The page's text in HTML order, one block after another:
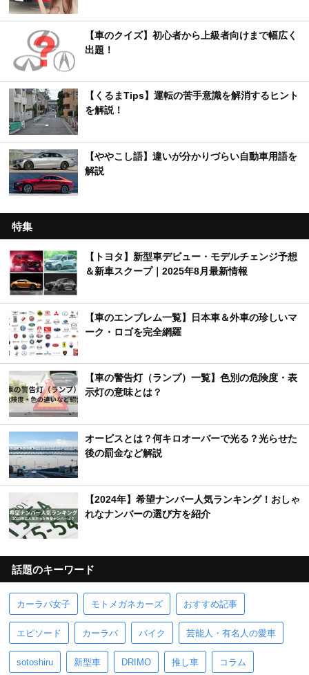
【車のクイズ】初心者から上級者向けまで幅広く
出題！
【くるまTips】運転の苦手意識を解消するヒント
を解説！
【ややこし語】違いが分かりづらい自動車用語を
解説
特集
【トヨタ】新型車デビュー・モデルチェンジ予想
＆新車スクープ｜2025年8月最新情報
【車のエンブレム一覧】日本車＆外車の珍しいマ
ーク・ロゴを完全網羅
【車の警告灯（ランプ）一覧】色別の危険度・表
示灯の意味とは？
オービスとは？何キロオーバーで光る？光らせた
後の罰金など解説
【2024年】希望ナンバー人気ランキング！おしゃ
れなナンバーの選び方を紹介
話題のキーワード
カーラバ女子 モトメガネカーズ おすすめ記事
エピソード カーラバ バイク 芸能人・有名人の愛車
sotoshiru 新型車 DRIMO 推し車 コラム